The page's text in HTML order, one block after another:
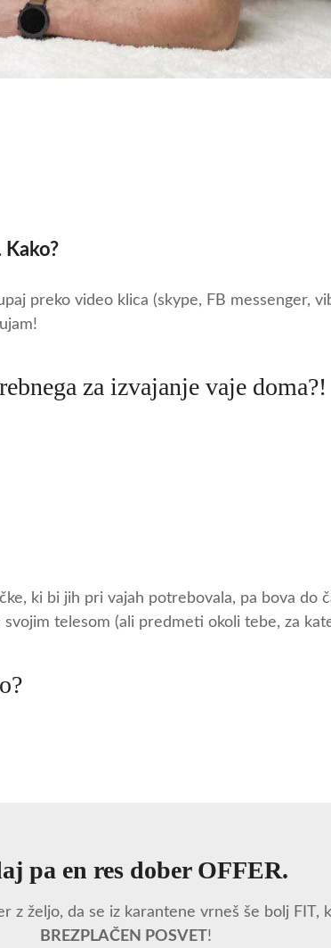
Kako?
preko video klica (skype, FB messenger,
za izvajanje vaje doma?!
ki bi jih pri vajah potrebovala, pa bova do
telesom (ali predmeti okoli tebe, za
pa en res dober OFFER.
z željo, da se iz karantene vrneš še bolj FIT,
BREZPLAČEN POSVET!